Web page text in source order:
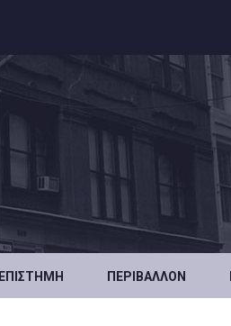
ΕΠΙΣΤΉΜΗ ΠΕΡΙΒΆΛΛΟΝ